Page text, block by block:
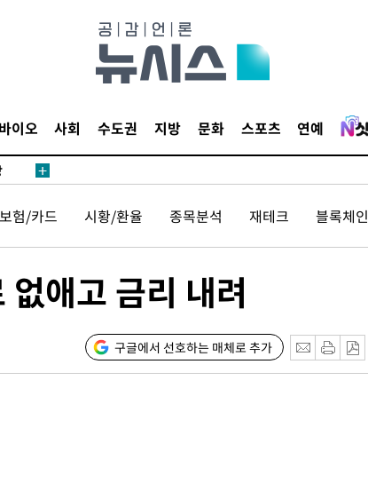
이오 사회 수도권 지방 문화 스포츠 연예
이
시
색
태
차
보험/카드 시황/환율 종목분석 재테크 블록체인
애고 금리 내려
구글에서 선호하는 매체로 추가